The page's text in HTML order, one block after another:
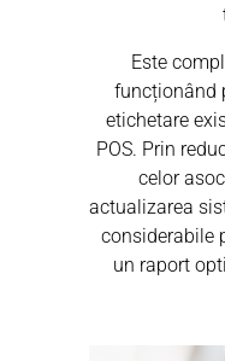
Este
funcționând
etichetare
POS. Prin
celor
actualizarea
considerabile
un raport